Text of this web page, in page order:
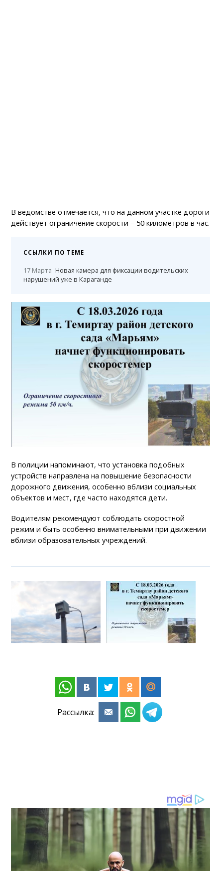
В ведомстве отмечается, что на данном участке дороги
действует ограничение скорости – 50 километров в час.
ССЫЛКИ ПО ТЕМЕ
17 Марта Новая камера для фиксации водительских
нарушений уже в Караганде
В полиции напоминают, что установка подобных
устройств направлена на повышение безопасности
дорожного движения, особенно вблизи социальных
объектов и мест, где часто находятся дети.
Водителям рекомендуют соблюдать скоростной
режим и быть особенно внимательными при движении
вблизи образовательных учреждений.
Рассылка: